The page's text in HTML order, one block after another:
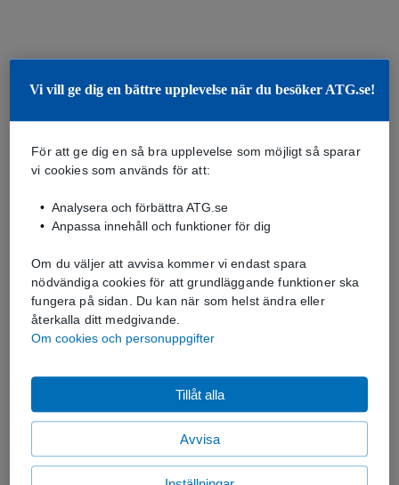
Vi vill ge dig en bättre upplevelse när du besöker ATG.se!
För att ge dig en så bra upplevelse som möjligt så sparar
vi cookies som används för att:
Analysera och förbättra ATG.se
Anpassa innehåll och funktioner för dig
Om du väljer att avvisa kommer vi endast spara
nödvändiga cookies för att grundläggande funktioner ska
fungera på sidan. Du kan när som helst ändra eller
återkalla ditt medgivande.
Om cookies och personuppgifter
Avvisa
Tillåt alla